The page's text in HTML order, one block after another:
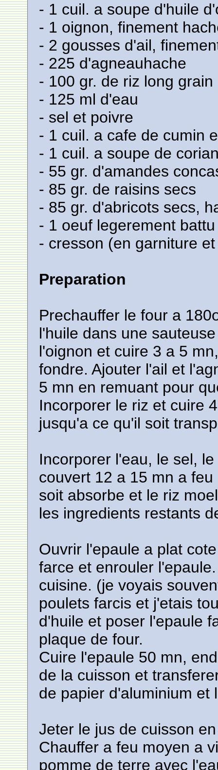
- 1 cuil. a soupe d'huile
- 1 oignon, finement
- 2 gousses d'ail,
- 225 d'agneauhache
- 100 gr. de riz long grain
- 125 ml d'eau
- sel et poivre
- 1 cuil. a cafe de cumin
- 1 cuil. a soupe de
- 55 gr. d'amandes
- 85 gr. de raisins secs
- 85 gr. d'abricots secs,
- 1 oeuf legerement battu
- cresson (en garniture
Preparation
Prechauffer le four a
l'huile dans une
l'oignon et cuire 3 a 5
fondre. Ajouter l'ail et
5 mn en remuant pour
Incorporer le riz et cuire
jusqu'a ce qu'il soit
Incorporer l'eau, le sel,
couvert 12 a 15 mn a
soit absorbe et le riz
les ingredients restants
Ouvrir l'epaule a plat
farce et enrouler
cuisine. (je voyais
poulets farcis et j'etais
d'huile et poser l'epaule
plaque de four.
Cuire l'epaule 50 mn,
de la cuisson et
de papier d'aluminium et
Jeter le jus de cuisson
Chauffer a feu moyen a
pomme de terre avec